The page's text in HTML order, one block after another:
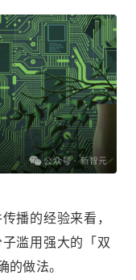
播的经验来看，
滥用强大的「双
做法。